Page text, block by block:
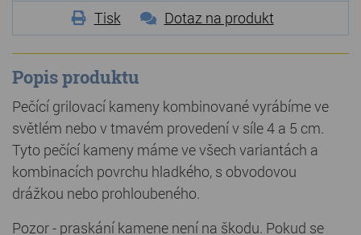
Tisk Dotaz na produkt
Popis produktu
Pečící grilovací kameny kombinované vyrábíme ve
světlém nebo v tmavém provedení v síle 4 a 5 cm.
Tyto pečící kameny máme ve všech variantách a
kombinacích povrchu hladkého, s obvodovou
drážkou nebo prohloubeného.
Pozor - praskání kamene není na škodu. Pokud se